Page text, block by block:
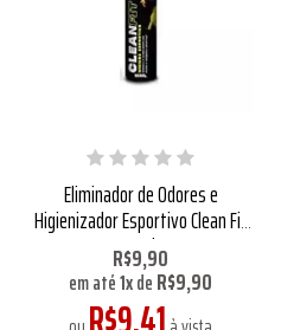
Eliminador de Odores e
Higienizador Esportivo Clean Fit
15ml
R$9,90
em até1xdeR$9,90